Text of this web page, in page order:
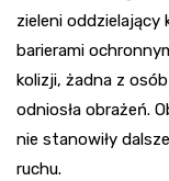
zieleni oddzielający
barierami
kolizji, żadna z
odniosła obrażeń.
nie stanowiły
ruchu.